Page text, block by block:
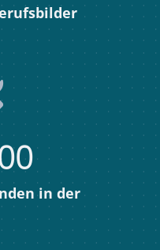
in der